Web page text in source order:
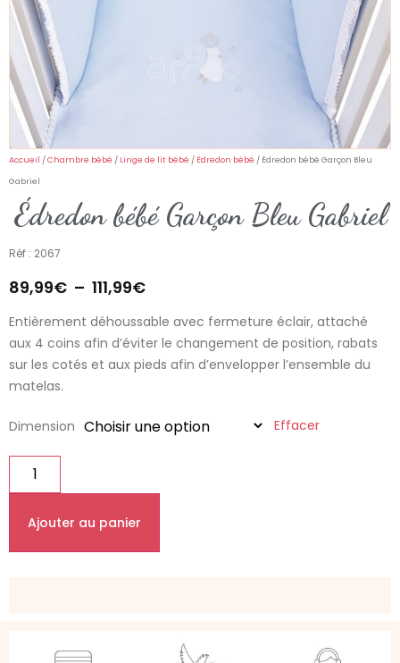
Accueil /Chambre bébé / Linge de lit bébé / Édredon bébé / Édredon bébé Garçon Bleu
Gabriel
Édredon bébé Garçon Bleu Gabriel
Réf : 2067
89,99€ – 111,99€
Entièrement déhoussable avec fermeture éclair, attaché
aux 4 coins afin d’éviter le changement de position, rabats
sur les cotés et aux pieds afin d’envelopper l’ensemble du
matelas.
Dimension Effacer
Ajouter au panier